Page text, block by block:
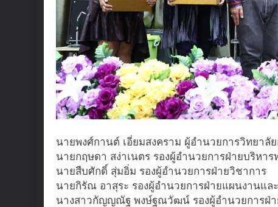
นายพงศ์กานต์ เอี่ยมสงคราม ผู้อำนวยการวิทยา
นายกฤษดา สง่าเนตร รองผู้อำนวยการฝ่ายบริหาร
นายสืบศักดิ์ สุ่มอิ่ม รองผู้อำนวยการฝ่ายวิชาการ
นายกิรัณ อาสุระ รองผู้อำนวยการฝ่ายแผนงานแล
นางสาวกัญญณัฐ พงษ์ฐณวัฒน์ รองผู้อำนวยการฝ่